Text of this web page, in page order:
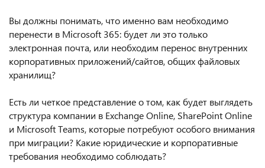
Вы должны понимать, что именно вам необходимо
перенести в Microsoft 365: будет ли это только
электронная почта, или необходим перенос внутренних
корпоративных приложений/сайтов, общих файловых
хранилищ?
Есть ли четкое представление о том, как будет выглядеть
структура компании в Exchange Online, SharePoint Online
и Microsoft Teams, которые потребуют особого внимания
при миграции? Какие юридические и корпоративные
требования необходимо соблюдать?